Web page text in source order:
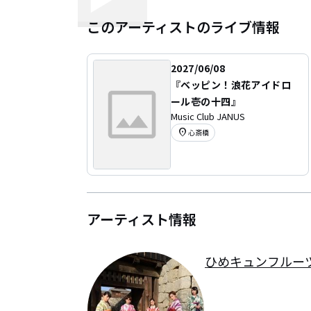
このアーティストのライブ情報
2027/06/08
『ベッピン！浪花アイドロ
ール壱の十四』
Music Club JANUS
location_on 心斎橋
アーティスト情報
ひめキュンフルー